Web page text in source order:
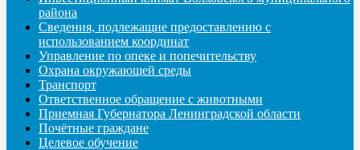
района
Сведения, подлежащие предоставлению с
использованием координат
Управление по опеке и попечительству
Охрана окружающей среды
Транспорт
Ответственное обращение с животными
Приемная Губернатора Ленинградской области
Почётные граждане
Целевое обучение